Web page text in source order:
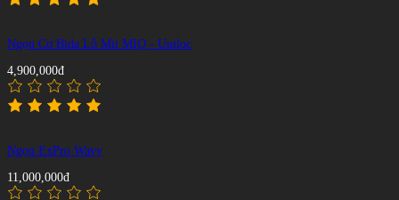
Ngọn Cơ Bida Lỗ Mit MIQ - Uniloc
4,900,000đ
Ngọn ExPro Wavy
11,000,000đ